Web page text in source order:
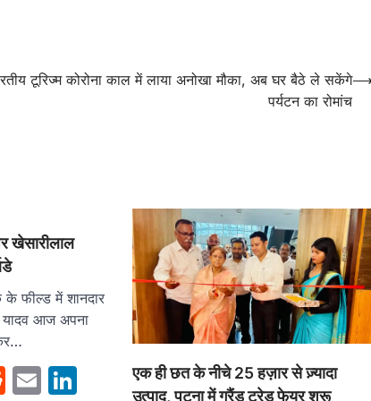
टूरिज्म कोरोना काल में लाया अनोखा मौका, अब घर बैठे ले सकेंगे
पर्यटन का रोमांच
खेसारीलाल
फील्ड में शानदार
आज अपना
Reddit
EmailLinkedInएक ही छत के नीचे 25 हज़ार से ज़्यादा
उत्पाद, पटना में ग्रैंड ट्रेड फेयर शुरू